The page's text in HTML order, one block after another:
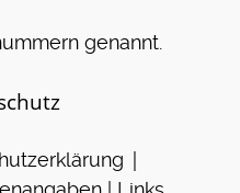
genannt.
|